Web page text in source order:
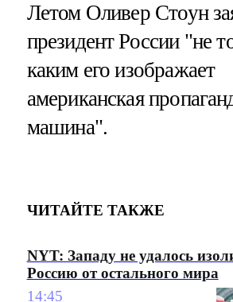
Летом Оливер Стоун
президент России "не
каким его изображает
американская
машина".
ЧИТАЙТЕ ТАКЖЕ
NYT: Западу не удалось
Россию от остального мира
14:45